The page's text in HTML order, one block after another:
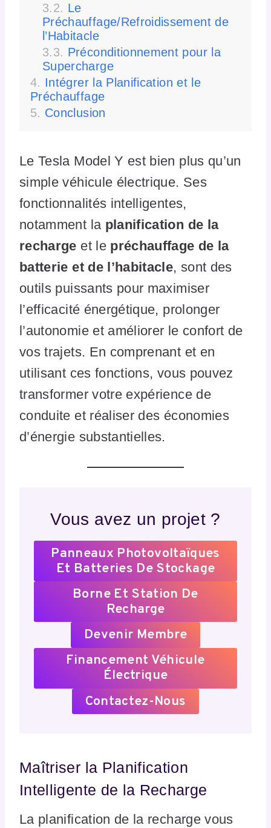
Le
Préchauffage/Refroidissement de
l’Habitacle
Préconditionnement pour la
Supercharge
Intégrer la Planification et le
Préchauffage
Conclusion
Le Tesla Model Y est bien plus qu’un
simple véhicule électrique. Ses
fonctionnalités intelligentes,
notamment la planification de la
recharge et le préchauffage de la
batterie et de l’habitacle, sont des
outils puissants pour maximiser
l’efficacité énergétique, prolonger
l’autonomie et améliorer le confort de
vos trajets. En comprenant et en
utilisant ces fonctions, vous pouvez
transformer votre expérience de
conduite et réaliser des économies
d’énergie substantielles.
Vous avez un projet ?
Panneaux Photovoltaïques
Et Batteries De Stockage
Borne Et Station De
Recharge
Devenir Membre
Financement Véhicule
Électrique
Contactez-Nous
Maîtriser la Planification
Intelligente de la Recharge
La planification de la recharge vous